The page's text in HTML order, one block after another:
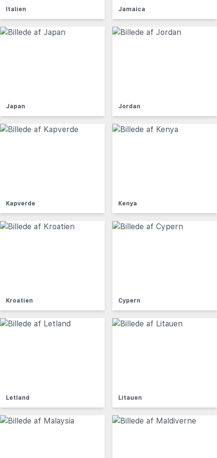
Italien Jamaica
Japan Jordan
Kapverde Kenya
Kroatien Cypern
Letland Litauen